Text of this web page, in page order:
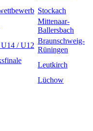
Stockach
Mittenaar-
Ballersbach
/ U12
Braunschweig-
Rüningen
Leutkirch
Lüchow